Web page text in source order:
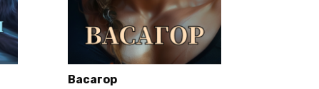
Васагор